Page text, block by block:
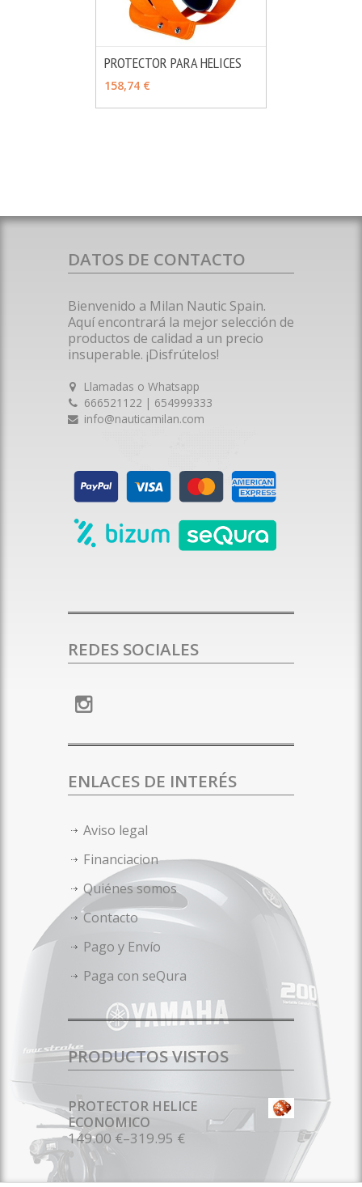
PROTECTOR PARA HELICES
158,74 €
DATOS DE CONTACTO
Bienvenido a Milan Nautic Spain.
Aquí encontrará la mejor selección de
productos de calidad a un precio
insuperable. ¡Disfrútelos!
Llamadas o Whatsapp
666521122 | 654999333
info@nauticamilan.com
REDES SOCIALES
ENLACES DE INTERÉS
Aviso legal
Financiacion
Quiénes somos
Contacto
Pago y Envío
Paga con seQura
PRODUCTOS VISTOS
PROTECTOR HELICE
ECONOMICO
149.00 €–319.95 €